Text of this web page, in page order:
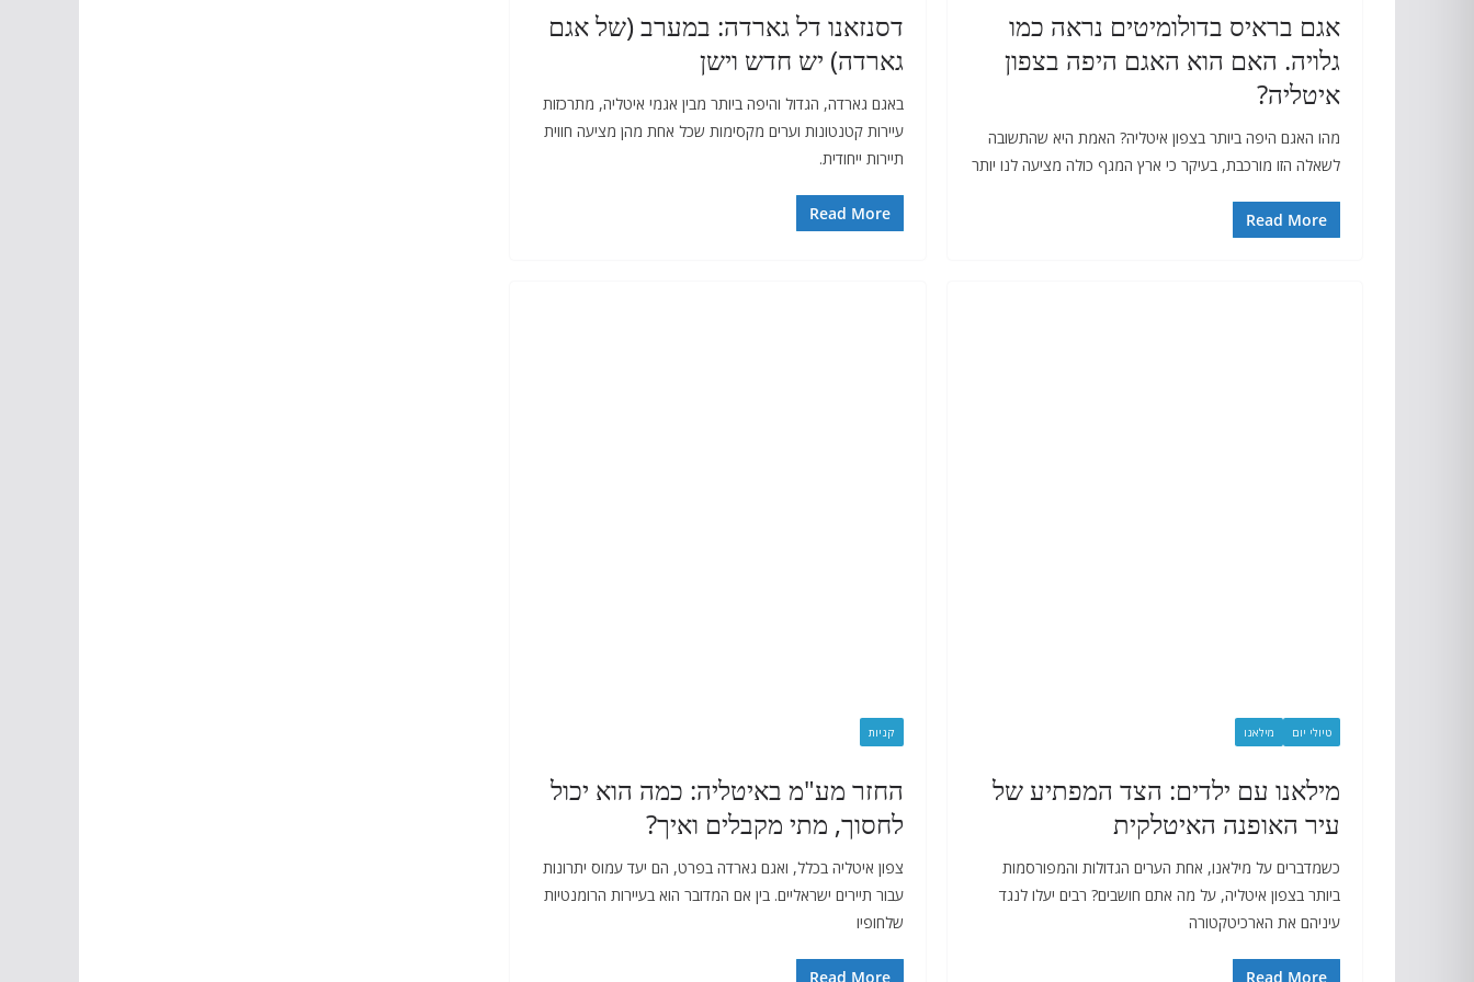
אגם בראיס בדולומיטים נראה כמו
גלויה. האם הוא האגם היפה בצפון
איטליה?
מהו האגם היפה ביותר בצפון איטליה? האמת היא שהתשובה
לשאלה הזו מורכבת, בעיקר כי ארץ המגף כולה מציעה לנו יותר
Read More
דסנזאנו דל גארדה: במערב (של אגם
גארדה) יש חדש וישן
באגם גארדה, הגדול והיפה ביותר מבין אגמי איטליה, מתרכזות
עיירות קטנטונות וערים מקסימות שכל אחת מהן מציעה חווית
תיירות ייחודית.
Read More
טיולי יום מילאנו
מילאנו עם ילדים: הצד המפתיע של
עיר האופנה האיטלקית
כשמדברים על מילאנו, אחת הערים הגדולות והמפורסמות
ביותר בצפון איטליה, על מה אתם חושבים? רבים יעלו לנגד
עיניהם את הארכיטקטורה
Read More
קניות
החזר מע"מ באיטליה: כמה הוא יכול
לחסוך, מתי מקבלים ואיך?
צפון איטליה בכלל, ואגם גארדה בפרט, הם יעד עמוס יתרונות
עבור תיירים ישראליים. בין אם המדובר הוא בעיירות הרומנטיות
שלחופיו
Read More